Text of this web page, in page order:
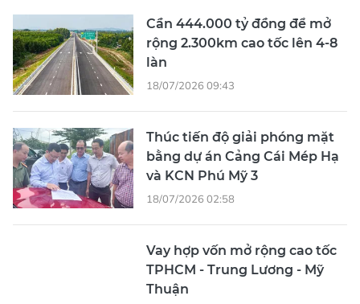
Cần 444.000 tỷ đồng để mở
rộng 2.300km cao tốc lên 4-8
làn
18/07/2026 09:43
Thúc tiến độ giải phóng mặt
bằng dự án Cảng Cái Mép Hạ
và KCN Phú Mỹ 3
18/07/2026 02:58
Vay hợp vốn mở rộng cao tốc
TPHCM - Trung Lương - Mỹ
Thuận